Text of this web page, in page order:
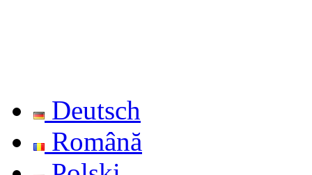
Deutsch
Română